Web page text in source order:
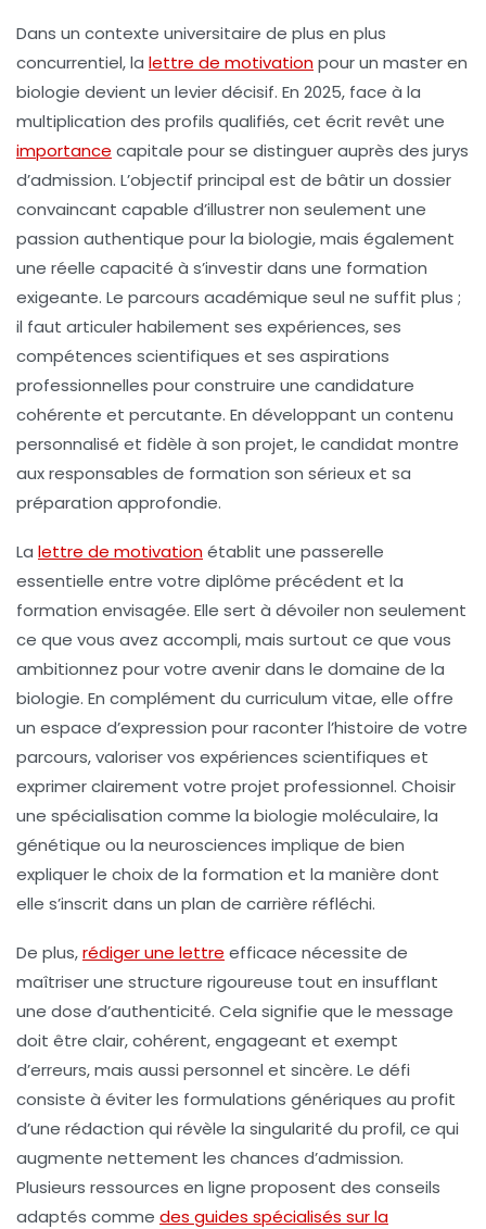
Dans un contexte universitaire de plus en plus
concurrentiel, la lettre de motivationpour un master en
biologie devient un levier décisif. En 2025, face à la
multiplication des profils qualifiés, cet écrit revêt une
importance capitale pour se distinguer auprès des jurys
d’admission. L’objectif principal est de bâtir un dossier
convaincant capable d’illustrer non seulement une
passion authentique pour la biologie, mais également
une réelle capacité à s’investir dans une formation
exigeante. Le parcours académique seul ne suffit plus ;
il faut articuler habilement ses expériences, ses
compétences scientifiques et ses aspirations
professionnelles pour construire une candidature
cohérente et percutante. En développant un contenu
personnalisé et fidèle à son projet, le candidat montre
aux responsables de formation son sérieux et sa
préparation approfondie.
La lettre de motivationétablit une passerelle
essentielle entre votre diplôme précédent et la
formation envisagée. Elle sert à dévoiler non seulement
ce que vous avez accompli, mais surtout ce que vous
ambitionnez pour votre avenir dans le domaine de la
biologie. En complément du curriculum vitae, elle offre
un espace d’expression pour raconter l’histoire de votre
parcours, valoriser vos expériences scientifiques et
exprimer clairement votre projet professionnel. Choisir
une spécialisation comme la biologie moléculaire, la
génétique ou la neurosciences implique de bien
expliquer le choix de la formation et la manière dont
elle s’inscrit dans un plan de carrière réfléchi.
De plus,rédiger une lettre efficace nécessite de
maîtriser une structure rigoureuse tout en insufflant
une dose d’authenticité. Cela signifie que le message
doit être clair, cohérent, engageant et exempt
d’erreurs, mais aussi personnel et sincère. Le défi
consiste à éviter les formulations génériques au profit
d’une rédaction qui révèle la singularité du profil, ce qui
augmente nettement les chances d’admission.
Plusieurs ressources en ligne proposent des conseils
adaptés comme des guides spécialisés sur la